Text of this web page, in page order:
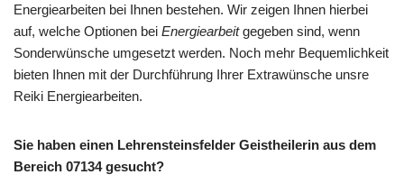
Energiearbeiten bei Ihnen bestehen. Wir zeigen Ihnen hierbei
auf, welche Optionen bei Energiearbeitgegeben sind, wenn
Sonderwünsche umgesetzt werden. Noch mehr Bequemlichkeit
bieten Ihnen mit der Durchführung Ihrer Extrawünsche unsre
Reiki Energiearbeiten.
Sie haben einen Lehrensteinsfelder Geistheilerin aus dem
Bereich 07134 gesucht?